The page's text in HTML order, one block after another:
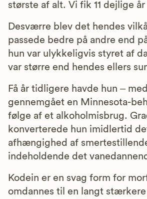
største af alt. Vi fik 11 dejlige år
Desværre blev det hendes
passede bedre på andre end
hun var ulykkeligvis styret af
var større end hendes ellers
Få år tidligere havde hun –
gennemgået en Minnesota-
følge af et alkoholmisbrug.
konverterede hun imidlertid
afhængighed af
indeholdende det
Kodein er en svag form for
omdannes til en langt